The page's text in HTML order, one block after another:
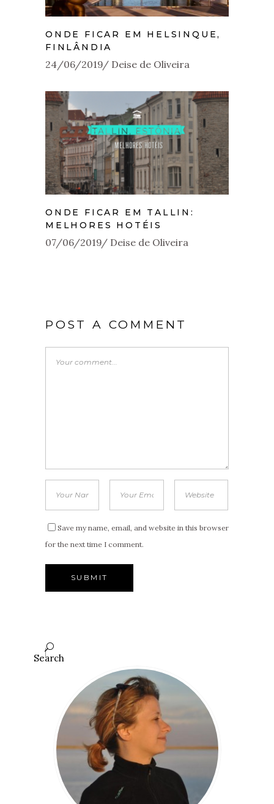
ONDE FICAR EM HELSINQUE,
FINLÂNDIA
24/06/2019 Deise de Oliveira
ONDE FICAR EM TALLIN:
MELHORES HOTÉIS
07/06/2019 Deise de Oliveira
POST A COMMENT
Save my name, email, and website in this browser
for the next time I comment.
Search